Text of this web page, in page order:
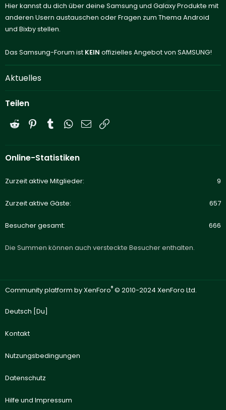
Hier kannst du dich über deine Samsung und Galaxy Produkte mit
anderen Usern austauschen oder Fragen zum Thema Android
und Bixby stellen.
Das Samsung-Forum ist KEIN offizielles Angebot von SAMSUNG!
Aktuelles
Teilen
Reddit PinterestTumblrWhatsApp
E-Mail
Online-Statistiken
Zurzeit aktive Mitglieder 9
Zurzeit aktive Gäste 657
Besucher gesamt 666
Die Summen können auch versteckte Besucher enthalten.
Community platform by XenForo® © 2010-2024 XenForo Ltd.
Deutsch [Du]
Kontakt
Nutzungsbedingungen
Datenschutz
Hilfe und Impressum